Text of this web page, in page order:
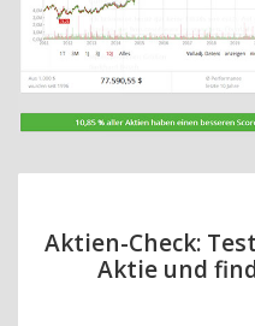
Aktien-Check:
Aktie und